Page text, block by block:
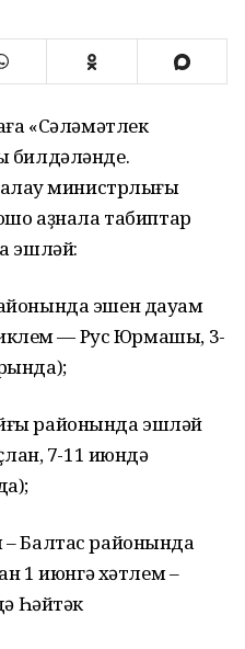
«Сәләмәтлек
билдәләнде.
министрлығы
аҙнала табиптар
эшләй:
эшен дауам
— Рус Юрмашы, 3-
районында эшләй
7-11 июндә
Балтас районында
1 июнгә хәтлем –
Һәйтәк